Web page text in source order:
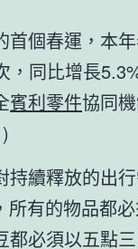
個春運，本
同比增長
賓利零件協同
持續釋放的出
所有的物品都
必須以五點